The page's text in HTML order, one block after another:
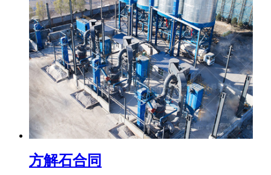
方解石合同